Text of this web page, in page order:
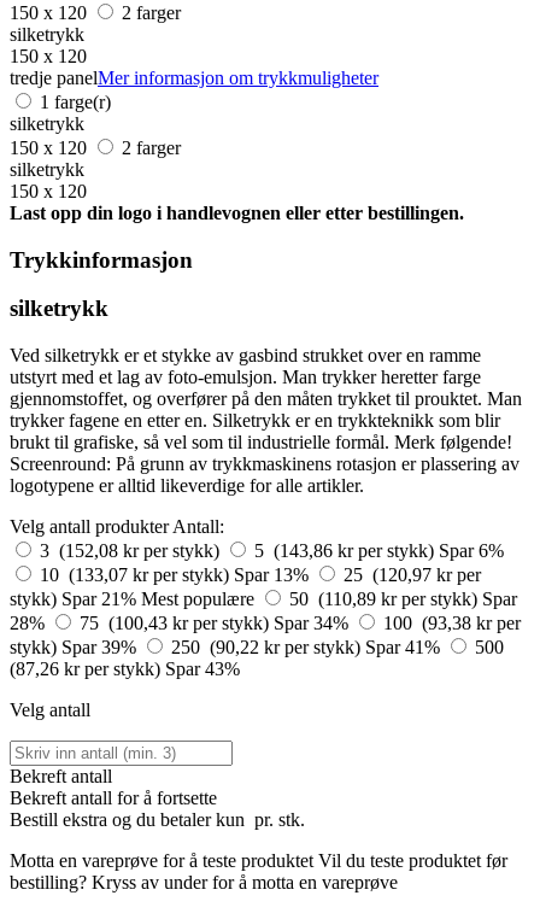
150 x 120
2 farger
silketrykk
150 x 120
tredje panelMer informasjon om trykkmuligheter
1 farge(r)
silketrykk
150 x 120
2 farger
silketrykk
150 x 120
Last opp din logo i handlevognen eller etter bestillingen.
Trykkinformasjon
silketrykk
Ved silketrykk er et stykke av gasbind strukket over en ramme
utstyrt med et lag av foto-emulsjon. Man trykker heretter farge
gjennomstoffet, og overfører på den måten trykket til prouktet. Man
trykker fagene en etter en. Silketrykk er en trykkteknikk som blir
brukt til grafiske, så vel som til industrielle formål. Merk følgende!
Screenround: På grunn av trykkmaskinens rotasjon er plassering av
logotypene er alltid likeverdige for alle artikler.
Velg antall produkter Antall:
3 (152,08 kr per stykk)
5 (143,86 kr per stykk) Spar 6%
10 (133,07 kr per stykk) Spar 13%
25 (120,97 kr per
stykk) Spar 21% Mest populære 50 (110,89 kr per stykk) Spar
28%
75 (100,43 kr per stykk) Spar 34%
100 (93,38 kr per
stykk) Spar 39% 250 (90,22 kr per stykk) Spar 41%
500
(87,26 kr per stykk) Spar 43%
Velg antall
Bekreft antall
Bekreft antall for å fortsette
Bestill ekstra og du betaler kun pr. stk.
Motta en vareprøve for å teste produktet Vil du teste produktet før
bestilling? Kryss av under for å motta en vareprøve